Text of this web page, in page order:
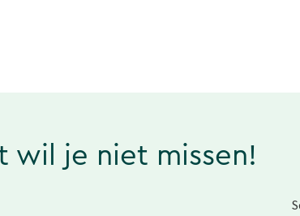
wil je niet missen!